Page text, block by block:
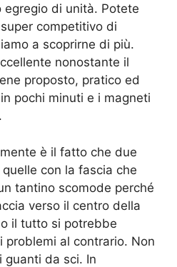
di unità. Potete
competitivo di
a scoprirne di più.
nonostante il
proposto, pratico ed
pochi minuti e i magneti
è il fatto che due
con la fascia che
tantino scomode perché
verso il centro della
il tutto si potrebbe
problemi al contrario. Non
guanti da sci. In